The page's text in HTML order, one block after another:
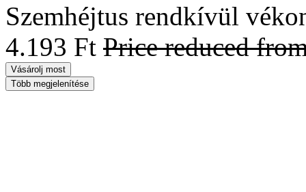
Szemhéjtus rendkívül
4.193 Ft Price reduced
Vásárolj most
Több megjelenítése